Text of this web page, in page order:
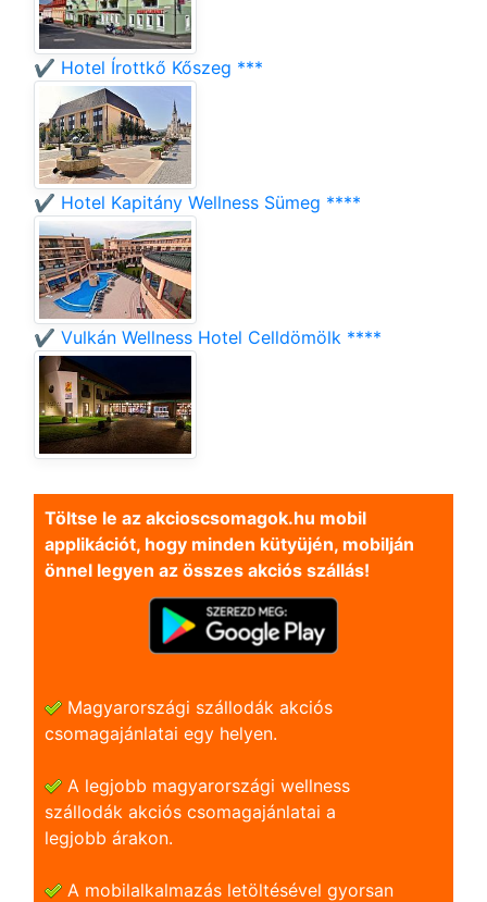
✔️ Hotel Írottkő Kőszeg ***
✔️ Hotel Kapitány Wellness Sümeg ****
✔️ Vulkán Wellness Hotel Celldömölk ****
Töltse le az akcioscsomagok.hu mobil
applikációt, hogy minden kütyüjén, mobilján
önnel legyen az összes akciós szállás!
Magyarországi szállodák akciós
csomagajánlatai egy helyen.
A legjobb magyarországi wellness
szállodák akciós csomagajánlatai a
legjobb árakon.
A mobilalkalmazás letöltésével gyorsan